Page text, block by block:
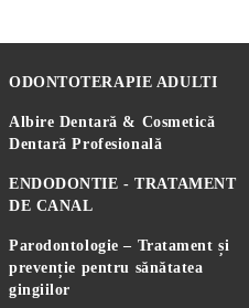
ODONTOTERAPIE ADULTI
Albire Dentară & Cosmetică
Dentară Profesională
ENDODONTIE - TRATAMENT
DE CANAL
Parodontologie – Tratament și
prevenție pentru sănătatea
gingiilor